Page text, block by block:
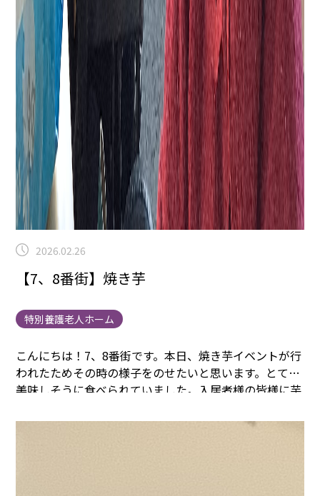
2026.02.26
【7、8番街】焼き芋
特別養護老人ホーム
こんにちは！7、8番街です。本日、焼き芋イベントが行
われたためその時の様子をのせたいと思います。 とても
美味しそうに食べられていました。入居者様の皆様に芋
焼き芋イベントの様子でした。